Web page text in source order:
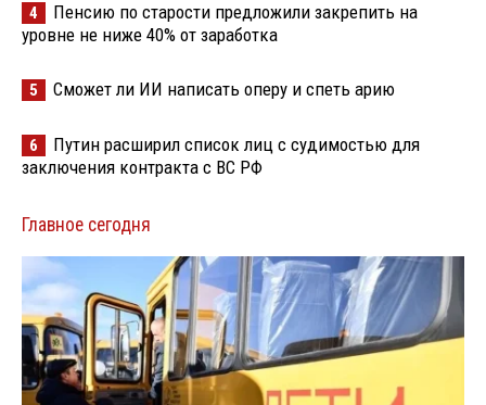
4
Пенсию по старости предложили закрепить на
уровне не ниже 40% от заработка
5 Сможет ли ИИ написать оперу и спеть арию
6
Путин расширил список лиц с судимостью для
заключения контракта с ВС РФ
Главное сегодня